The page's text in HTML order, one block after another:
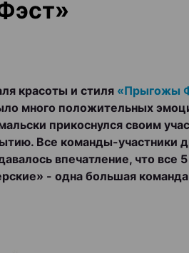
красоты и стиля «Прыгожы
много положительных
прикоснулся своим
Все команды-участники
впечатление, что все
- одна большая